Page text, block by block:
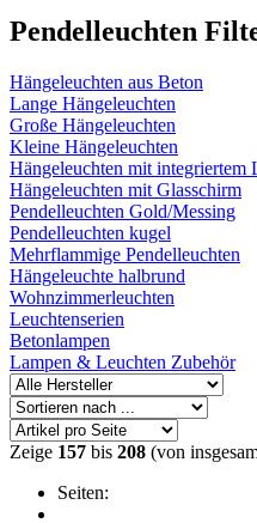
Pendelleuchten
Hängeleuchten aus Beton
Lange Hängeleuchten
Große Hängeleuchten
Kleine Hängeleuchten
Hängeleuchten mit integriertem
Hängeleuchten mit Glasschirm
Pendelleuchten Gold/Messing
Pendelleuchten kugel
Mehrflammige Pendelleuchten
Hängeleuchte halbrund
Wohnzimmerleuchten
Leuchtenserien
Betonlampen
Lampen & Leuchten Zubehör
Zeige 157 bis 208 (von
Seiten: